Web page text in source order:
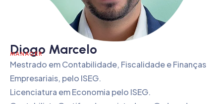
Diogo Marcelo
MANAGER
Mestrado em Contabilidade, Fiscalidade e Finanças
Empresariais, pelo ISEG.
Licenciatura em Economia pelo ISEG.